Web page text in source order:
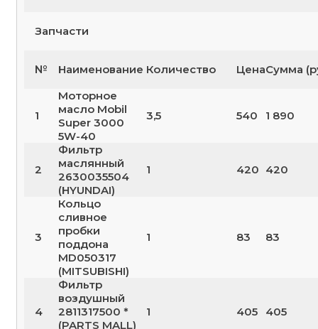
Запчасти
№ Наименование Количество ЦенаСумма
1
Моторное
масло Mobil
Super 3000
5W-40
3,5 540 1 890
2
Фильтр
маслянный
2630035504
(HYUNDAI)
1 420 420
3
Кольцо
сливное
пробки
поддона
MD050317
(MITSUBISHI)
1 83 83
4
Фильтр
воздушный
2811317500 *
(PARTS MALL)
1 405 405